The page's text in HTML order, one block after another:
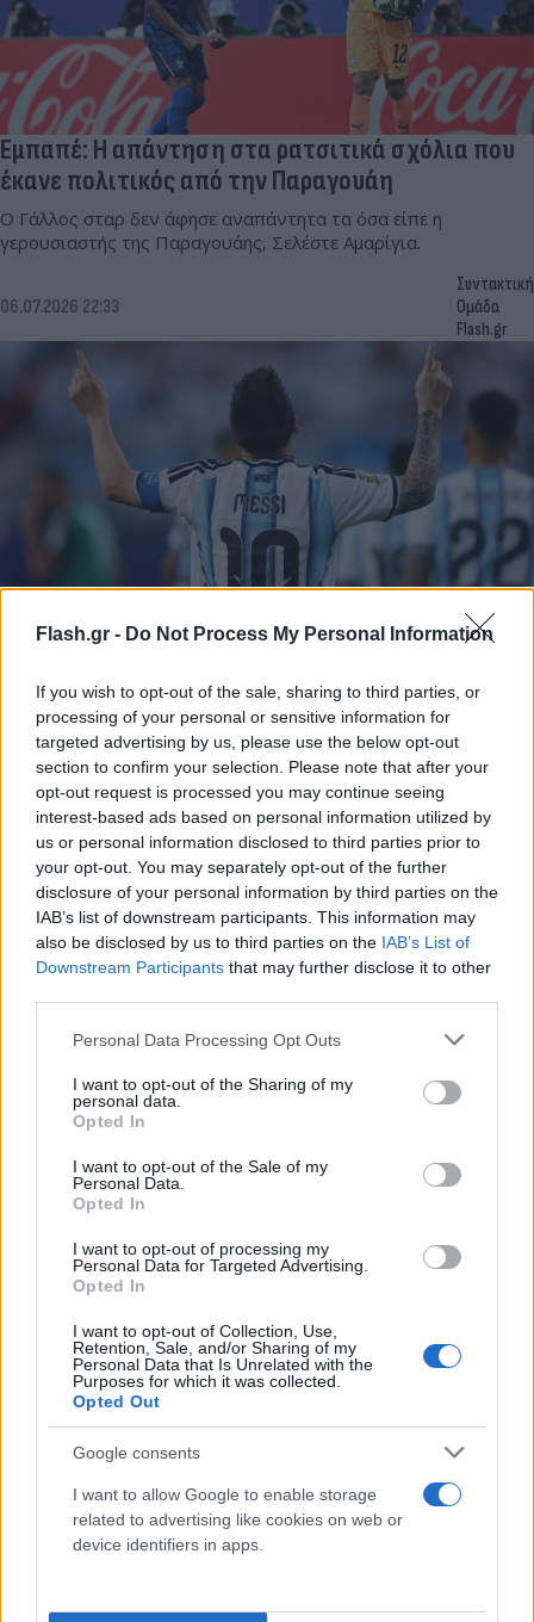
Flash.gr - Do Not Process My Personal Information
If you wish to opt-out of the sale, sharing to third parties, or
processing of your personal or sensitive information for
targeted advertising by us, please use the below opt-out
section to confirm your selection. Please note that after your
opt-out request is processed you may continue seeing
interest-based ads based on personal information utilized by
us or personal information disclosed to third parties prior to
your opt-out. You may separately opt-out of the further
disclosure of your personal information by third parties on the
IAB’s list of downstream participants. This information may
also be disclosed by us to third parties on the IAB’s List of
Downstream Participants that may further disclose it to other
Please note that this website/app uses one or more Google
not limited to your visit or usage behaviour. You may click to
grant or deny consent to Google and its third-party tags to
use your data for below specified purposes in below Google
consent section.
Personal Data Processing Opt Outs
I want to opt-out of the Sharing of my
personal data.
Opted In
I want to opt-out of the Sale of my
Personal Data.
Opted In
I want to opt-out of processing my
Personal Data for Targeted Advertising.
Opted In
I want to opt-out of Collection, Use,
Retention, Sale, and/or Sharing of my
Personal Data that Is Unrelated with the
Purposes for which it was collected.
Opted Out
Google consents
I want to allow Google to enable storage
related to advertising like cookies on web or
device identifiers in apps.
Εμπαπέ: Η απάντηση στα ρατσιτικά σχόλια που
έκανε πολιτικός από την Παραγουάη
Ο Γάλλος σταρ δεν άφησε αναπάντητα τα όσα είπε η
γερουσιαστής της Παραγουάης, Σελέστε Αμαρίγια.
06.07.2026 22:33
Συντακτική
Ομάδα
Flash.gr
το «χρυσό παπούτσι» του Μουντιάλ
Αυτοί οι τέσσερεις αστέρες κοντράρονται για το βραβείο του
πρώτου σκόρερ της διοργάνωσης.
06.07.2026 12:05
Ομάδα
Flash.gr
Μουντιάλ: Άνετα στους «16» η... υπερηχητική
Γαλλία - Πρόκριση και για το Μεξικό
πραγματοποιήθηκαν τα ξημερώματα της Τετάρτης (1/7) στην
φάση των «32» του Μουντιάλ.
01.07.2026 08:26